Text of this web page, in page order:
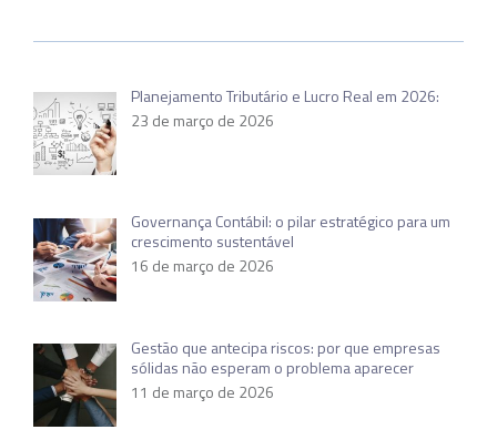
Planejamento Tributário e Lucro Real em 2026:
23 de março de 2026
Governança Contábil: o pilar estratégico para um
crescimento sustentável
16 de março de 2026
Gestão que antecipa riscos: por que empresas
sólidas não esperam o problema aparecer
11 de março de 2026